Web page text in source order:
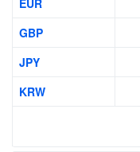
GBP
JPY
KRW